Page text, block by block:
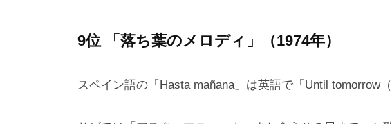
9位 「落ち葉のメロディ」（1974年）
スペイン語の「Hasta mañana」は英語で「Until tomorrow